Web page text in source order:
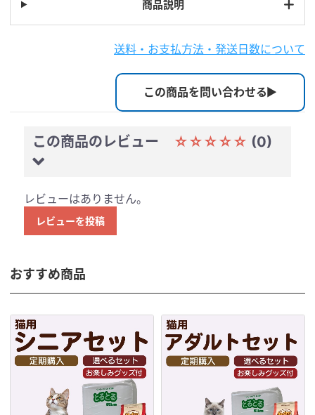
商品説明
送料・お支払方法・発送日数について
この商品を問い合わせる
この商品のレビュー ☆☆☆☆☆ (0)
レビューはありません。
レビューを投稿
おすすめ商品